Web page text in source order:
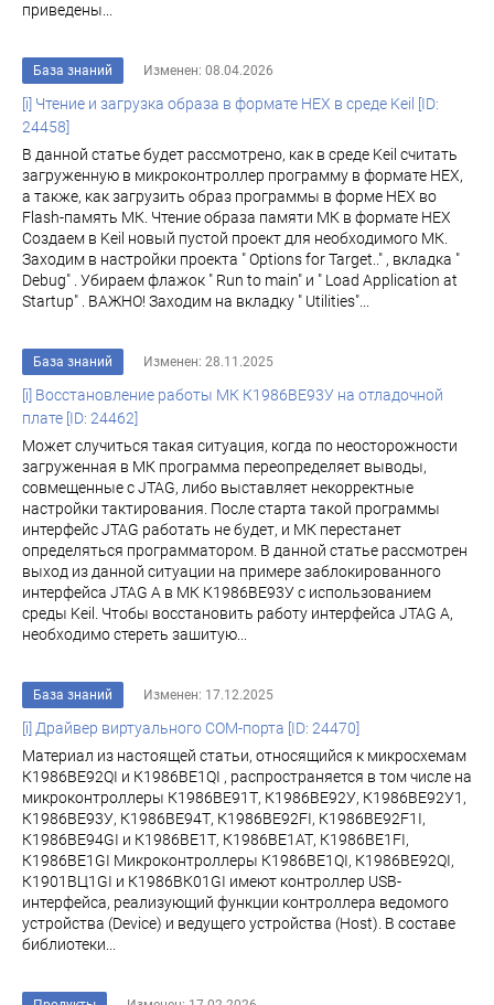
приведены...
База знаний Изменен: 08.04.2026
[i] Чтение и загрузка образа в формате HEX в среде Keil [ID:
24458]
В данной статье будет рассмотрено, как в среде Keil считать
загруженную в микроконтроллер программу в формате HEX,
а также, как загрузить образ программы в форме HEX во
Flash-память МК. Чтение образа памяти МК в формате HEX
Создаем в Keil новый пустой проект для необходимого МК.
Заходим в настройки проекта " Options for Target.." , вкладка "
Debug" . Убираем флажок " Run to main" и " Load Application at
Startup" . ВАЖНО! Заходим на вкладку " Utilities"...
База знаний Изменен: 28.11.2025
[i] Восстановление работы МК К1986ВЕ93У на отладочной
плате [ID: 24462]
Может случиться такая ситуация, когда по неосторожности
загруженная в МК программа переопределяет выводы,
совмещенные с JTAG, либо выставляет некорректные
настройки тактирования. После старта такой программы
интерфейс JTAG работать не будет, и МК перестанет
определяться программатором. В данной статье рассмотрен
выход из данной ситуации на примере заблокированного
интерфейса JTAG A в МК К1986BE93У с использованием
среды Keil. Чтобы восстановить работу интерфейса JTAG A,
необходимо стереть зашитую...
База знаний Изменен: 17.12.2025
[i] Драйвер виртуального COM-порта [ID: 24470]
Материал из настоящей статьи, относящийся к микросхемам
К1986ВЕ92QI и К1986ВЕ1QI , распространяется в том числе на
микроконтроллеры К1986ВЕ91Т, К1986ВЕ92У, К1986ВЕ92У1,
К1986ВЕ93У, К1986ВЕ94Т, К1986ВЕ92FI, К1986ВЕ92F1I,
К1986ВЕ94GI и К1986ВЕ1Т, К1986ВЕ1АТ, К1986ВЕ1FI,
К1986ВЕ1GI Микроконтроллеры К1986ВЕ1QI, К1986ВЕ92QI,
К1901ВЦ1GI и К1986ВК01GI имеют контроллер USB-
интерфейса, реализующий функции контроллера ведомого
устройства (Device) и ведущего устройства (Host). В составе
библиотеки...